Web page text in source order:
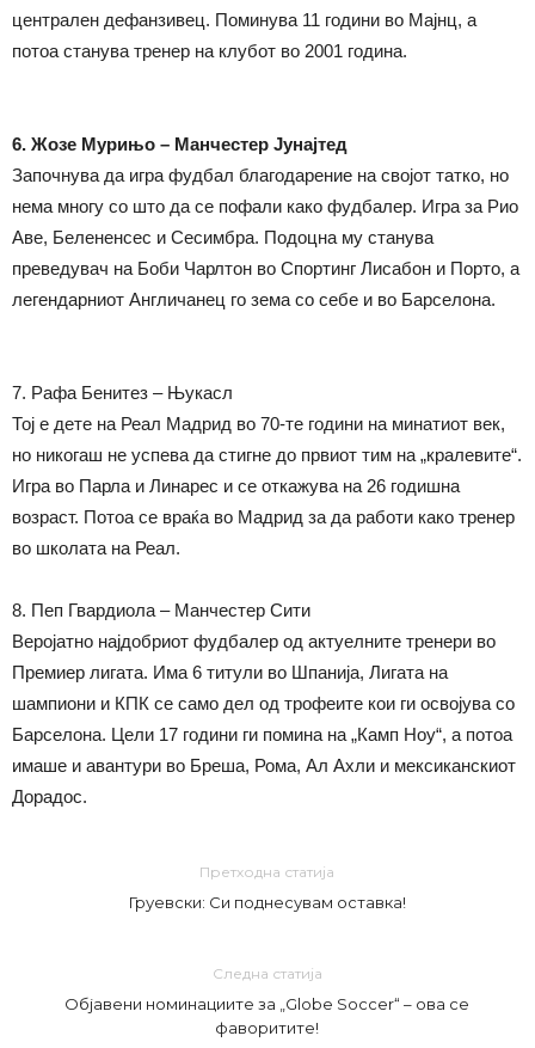
централен дефанзивец. Поминува 11 години во Мајнц, а
потоа станува тренер на клубот во 2001 година.
6. Жозе Мурињо – Манчестер Јунајтед
Започнува да игра фудбал благодарение на својот татко, но
нема многу со што да се пофали како фудбалер. Игра за Рио
Аве, Белененсес и Сесимбра. Подоцна му станува
преведувач на Боби Чарлтон во Спортинг Лисабон и Порто, а
легендарниот Англичанец го зема со себе и во Барселона.
7. Рафа Бенитез – Њукасл
Тој е дете на Реал Мадрид во 70-те години на минатиот век,
но никогаш не успева да стигне до првиот тим на „кралевите“.
Игра во Парла и Линарес и се откажува на 26 годишна
возраст. Потоа се враќа во Мадрид за да работи како тренер
во школата на Реал.
8. Пеп Гвардиола – Манчестер Сити
Веројатно најдобриот фудбалер од актуелните тренери во
Премиер лигата. Има 6 титули во Шпанија, Лигата на
шампиони и КПК се само дел од трофеите кои ги освојува со
Барселона. Цели 17 години ги помина на „Камп Ноу“, а потоа
имаше и авантури во Бреша, Рома, Ал Ахли и мексиканскиот
Дорадос.
Претходна статија
Груевски: Си поднесувам оставка!
Следна статија
Објавени номинациите за „Globe Soccer“ – ова се
фаворитите!